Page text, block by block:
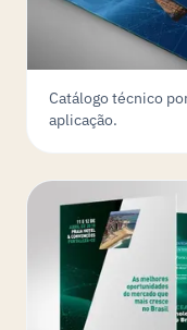
Catálogo técnico
aplicação.